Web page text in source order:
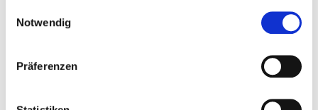
Notwendig
Präferenzen